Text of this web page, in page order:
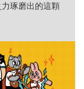
琢磨出的這顆